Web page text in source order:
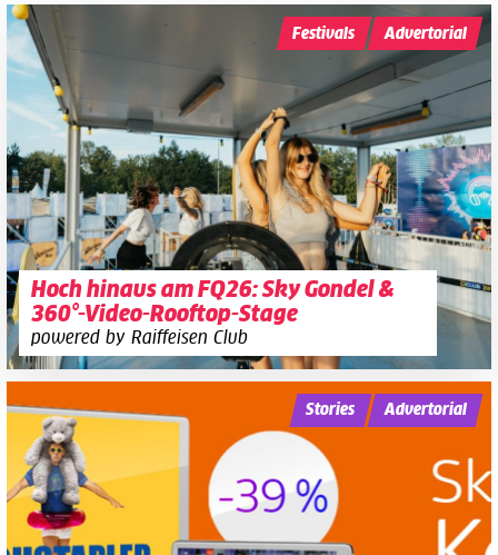
Hoch hinaus am FQ26: Sky Gondel &
360°-Video-Rooftop-Stage
powered by Raiffeisen Club
Festivals Advertorial
Stories Advertorial